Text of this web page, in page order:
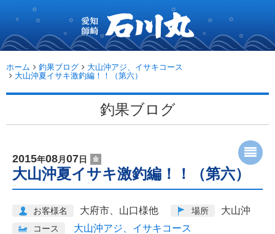
師
崎
川
丸...
ホーム 釣果ブログ
大山沖アジ、イサキコース
大山沖夏イサキ激釣編！！（第六）
釣果ブログ
2015年08月 07日 金
大山沖夏イサキ激釣編！！（第六）
お客様名 大府市、山口様他 場所 大山沖
コース 大山沖アジ、イサキコース